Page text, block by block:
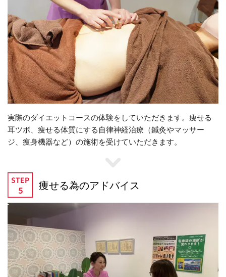
実際のダイエットコースの体験をしていただきます。痩せる
耳ツボ、痩せる体質にする自律神経治療（鍼灸やマッサー
ジ、痩身機器など）の施術を受けていただきます。
痩せる為のアドバイス